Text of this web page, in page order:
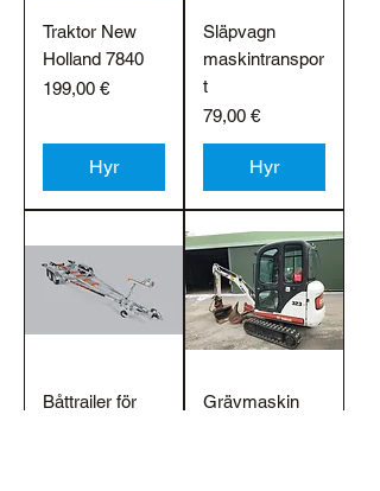
Traktor New
Holland 7840
Pris
199,00 €
Hyr
Släpvagn
maskintranspor
t
Pris
79,00 €
Hyr
Båttrailer för
Grävmaskin